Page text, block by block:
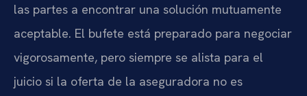
las partes a encontrar una solución mutuamente
aceptable. El bufete está preparado para negociar
vigorosamente, pero siempre se alista para el
juicio si la oferta de la aseguradora no es